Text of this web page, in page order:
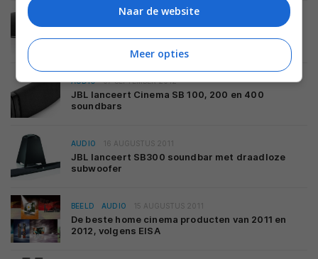
AUDIO 07 SEPTEMBER 2012
JBL lanceert Cinema SB 100, 200 en 400
soundbars
AUDIO 16 AUGUSTUS 2011
JBL lanceert SB300 soundbar met draadloze
subwoofer
BEELD AUDIO 15 AUGUSTUS 2011
De beste home cinema producten van 2011 en
2012, volgens EISA
Naar de website
Meer opties